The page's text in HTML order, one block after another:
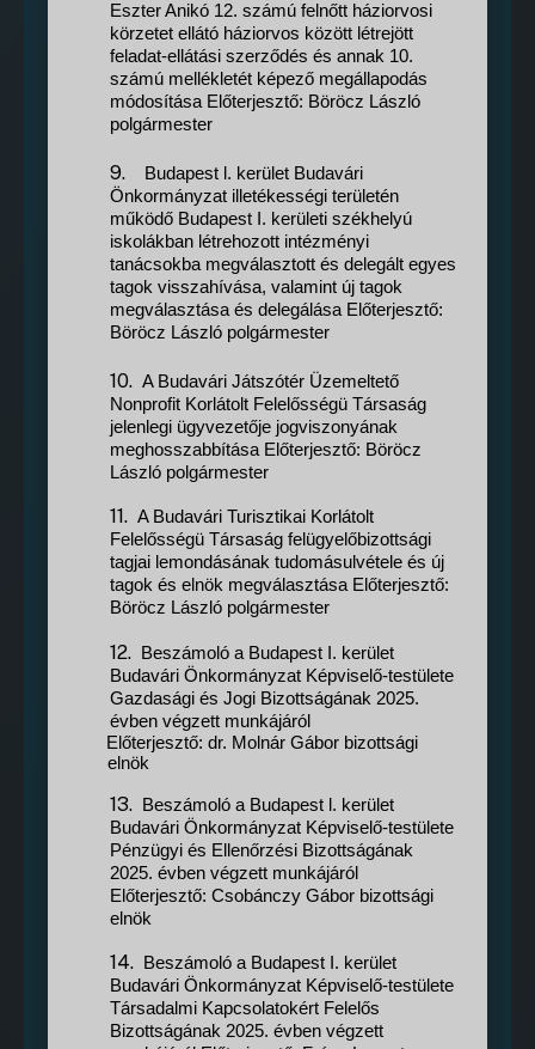
Eszter Anikó 12. számú felnőtt háziorvosi
körzetet ellátó háziorvos között létrejött
feladat-ellátási szerződés és annak 10.
számú mellékletét képező megállapodás
módosítása Előterjesztő: Böröcz László
polgármester
9.
Budapest l. kerület Budavári
Önkormányzat illetékességi területén
működő Budapest I. kerületi székhelyú
iskolákban létrehozott intézményi
tanácsokba megválasztott és delegált egyes
tagok visszahívása, valamint új tagok
megválasztása és delegálása Előterjesztő:
Böröcz László polgármester
10. A Budavári Játszótér Üzemeltető
Nonprofit Korlátolt Felelősségü Társaság
jelenlegi ügyvezetője jogviszonyának
meghosszabbítása Előterjesztő: Böröcz
László polgármester
11. A Budavári Turisztikai Korlátolt
Felelősségü Társaság felügyelőbizottsági
tagjai lemondásának tudomásulvétele és új
tagok és elnök megválasztása Előterjesztő:
Böröcz László polgármester
12.
Beszámoló a Budapest I. kerület
Budavári Önkormányzat Képviselő-testülete
Gazdasági és Jogi Bizottságának 2025.
évben végzett munkájáról
Előterjesztő: dr. Molnár Gábor bizottsági
elnök
13.
Beszámoló a Budapest l. kerület
Budavári Önkormányzat Képviselő-testülete
Pénzügyi és Ellenőrzési Bizottságának
2025. évben végzett munkájáról
Előterjesztő: Csobánczy Gábor bizottsági
elnök
14.
Beszámoló a Budapest I. kerület
Budavári Önkormányzat Képviselő-testülete
Társadalmi Kapcsolatokért Felelős
Bizottságának 2025. évben végzett